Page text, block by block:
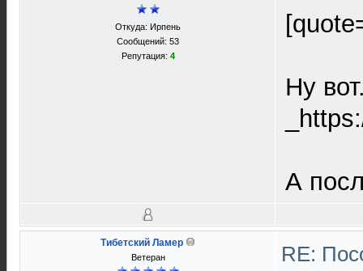
Откуда: Ирпень
Сообщений: 53
Репутация: 4
Ну
А
Тибетский Ламер
Ветеран RE: